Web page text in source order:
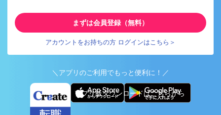
まずは会員登録（無料）
アカウントをお持ちの方 ログインはこちら＞
＼アプリのご利用でもっと便利に！／
アプリ版ダウンロードはこちらから